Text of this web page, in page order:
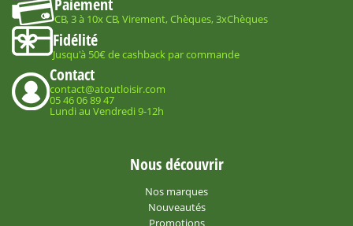
CB, 3 à 10x CB, Virement, Chèques, 3xChèques
Fidélité
Jusqu'à 50€ de cashback par commande
Contact
contact@atoutloisir.com
05 46 06 89 47
Lundi au Vendredi 9-12h
Nous découvrir
Nos marques
Nouveautés
Promotions